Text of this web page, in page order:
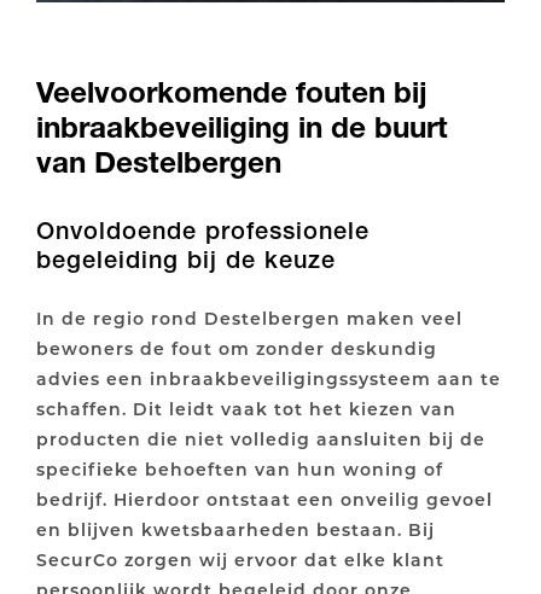
Veelvoorkomende fouten bij
inbraakbeveiliging in de buurt
van Destelbergen
Onvoldoende professionele
begeleiding bij de keuze
In de regio rond Destelbergen maken veel
bewoners de fout om zonder deskundig
advies een inbraakbeveiligingssysteem aan te
schaffen. Dit leidt vaak tot het kiezen van
producten die niet volledig aansluiten bij de
specifieke behoeften van hun woning of
bedrijf. Hierdoor ontstaat een onveilig gevoel
en blijven kwetsbaarheden bestaan. Bij
SecurCo zorgen wij ervoor dat elke klant
persoonlijk wordt begeleid door onze